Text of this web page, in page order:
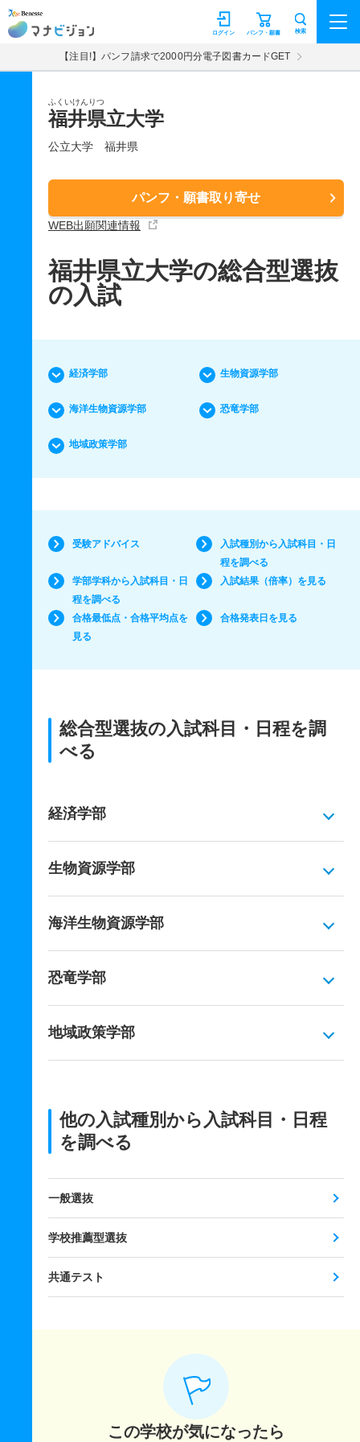
マナビジョン パンフ・願書
ログイン 検索
【注目!】パンフ請求で2000円分電子図書カードGET
ふくいけんりつ
福井県立大学
公立大学 福井県
パンフ・願書取り寄せ
WEB出願関連情報
福井県立大学の総合型選抜
の入試
経済学部 生物資源学部
海洋生物資源学部 恐竜学部
地域政策学部
受験アドバイス
入試種別から入試科目・日
程を調べる
学部学科から入試科目・日
程を調べる
入試結果（倍率）を見る
合格最低点・合格平均点を
見る
合格発表日を見る
総合型選抜の入試科目・日程を調
べる
経済学部
生物資源学部
海洋生物資源学部
恐竜学部
地域政策学部
他の入試種別から入試科目・日程
を調べる
一般選抜
学校推薦型選抜
共通テスト
この学校が気になったら